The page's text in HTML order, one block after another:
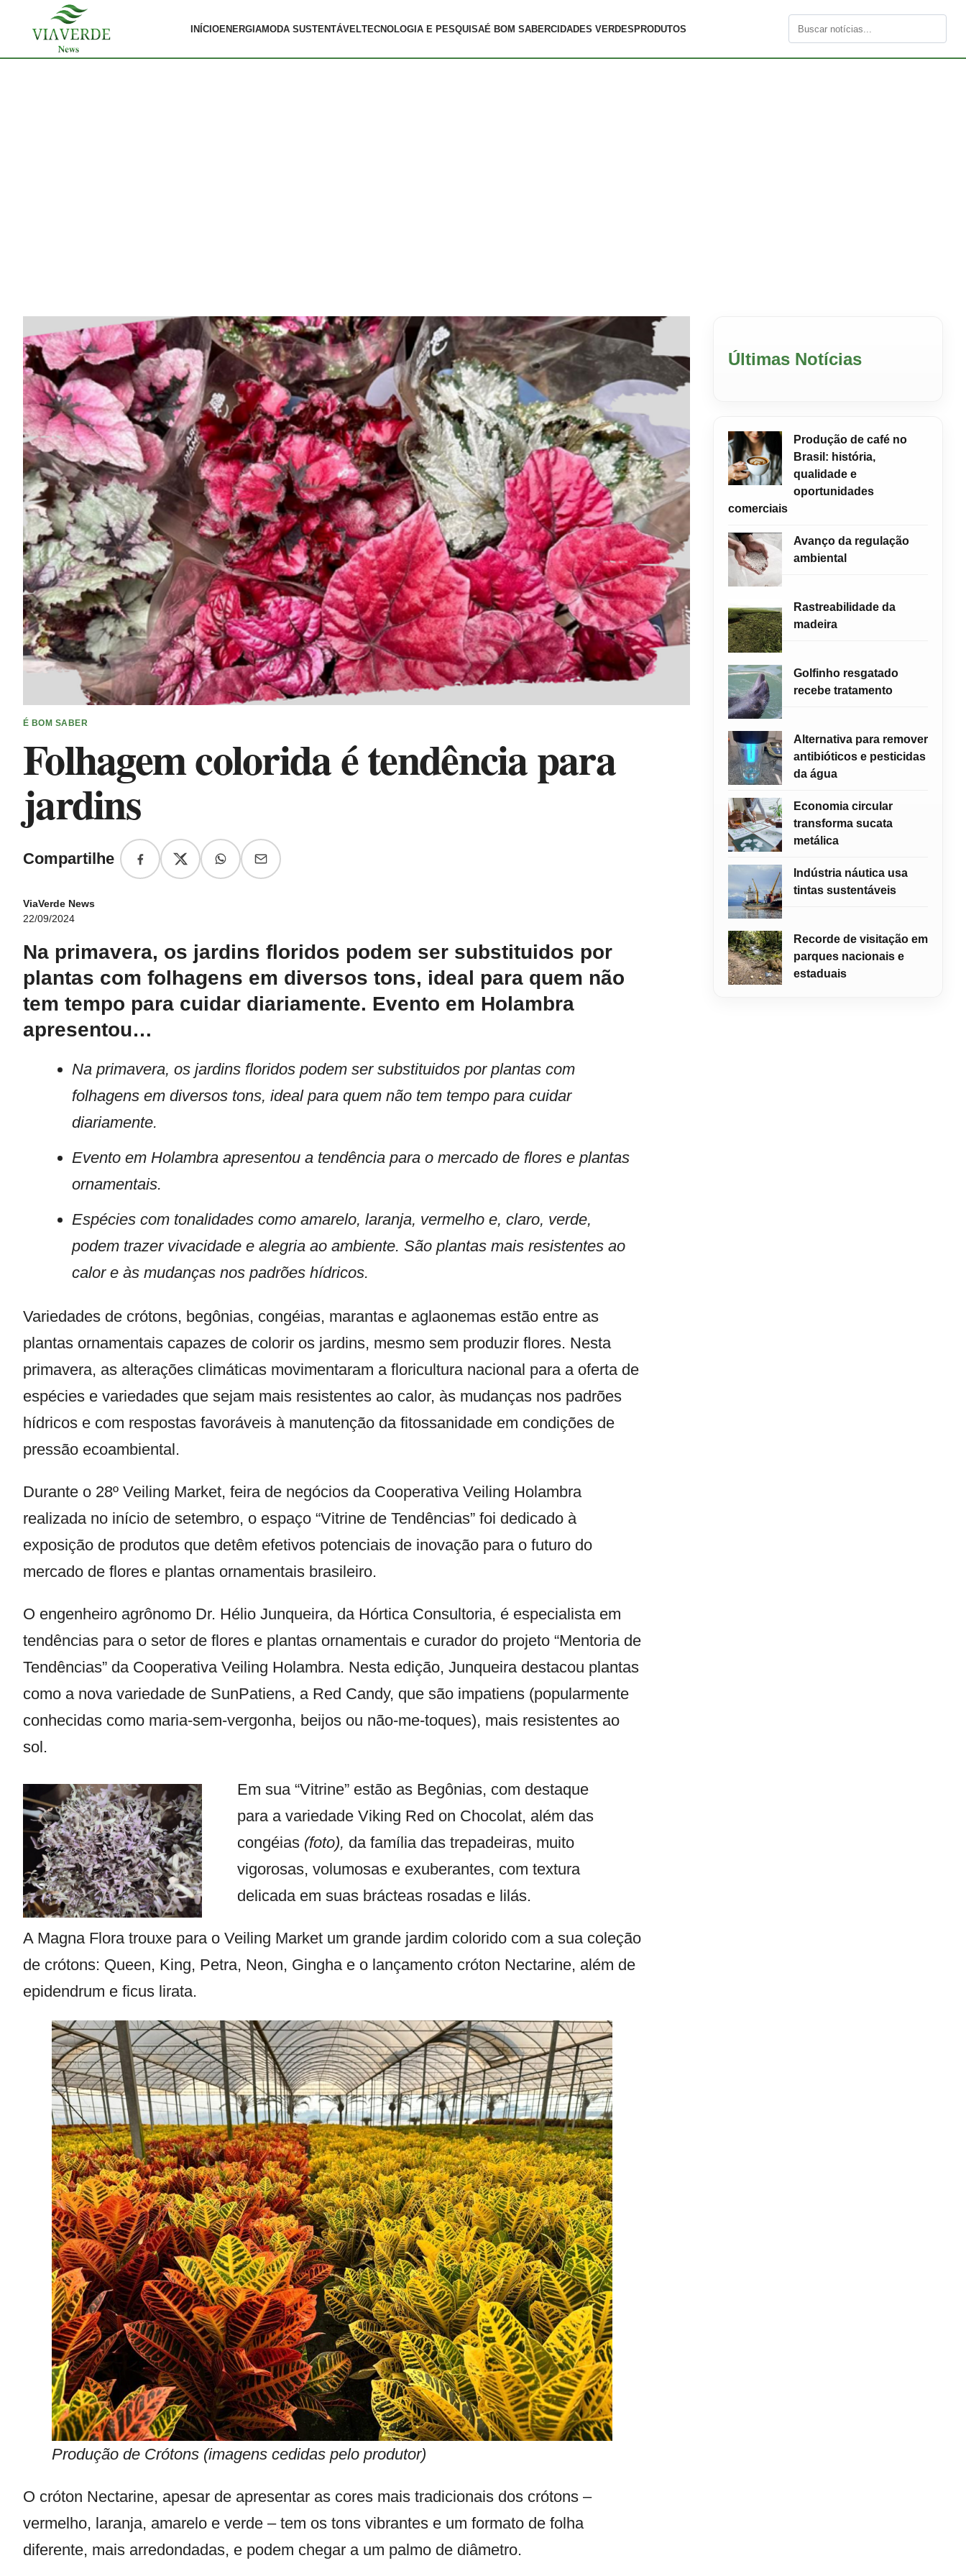
INÍCIOENERGIAMODA SUSTENTÁVELTECNOLOGIA E PESQUISAÉ BOM SABERCIDADES VERDES PRODUTOS
Buscar
É BOM SABER
Folhagem colorida é tendência para
jardins
Compartilhe
ViaVerde News
22/09/2024
Na primavera, os jardins floridos podem ser substituidos por
plantas com folhagens em diversos tons, ideal para quem não
tem tempo para cuidar diariamente. Evento em Holambra
apresentou…
Na primavera, os jardins floridos podem ser substituidos por plantas com
folhagens em diversos tons, ideal para quem não tem tempo para cuidar
diariamente.
Evento em Holambra apresentou a tendência para o mercado de flores e plantas
ornamentais.
Espécies com tonalidades como amarelo, laranja, vermelho e, claro, verde,
podem trazer vivacidade e alegria ao ambiente. São plantas mais resistentes ao
calor e às mudanças nos padrões hídricos.
Variedades de crótons, begônias, congéias, marantas e aglaonemas estão entre as
plantas ornamentais capazes de colorir os jardins, mesmo sem produzir flores. Nesta
primavera, as alterações climáticas movimentaram a floricultura nacional para a oferta de
espécies e variedades que sejam mais resistentes ao calor, às mudanças nos padrões
hídricos e com respostas favoráveis à manutenção da fitossanidade em condições de
pressão ecoambiental.
Durante o 28º Veiling Market, feira de negócios da Cooperativa Veiling Holambra
realizada no início de setembro, o espaço “Vitrine de Tendências” foi dedicado à
exposição de produtos que detêm efetivos potenciais de inovação para o futuro do
mercado de flores e plantas ornamentais brasileiro.
O engenheiro agrônomo Dr. Hélio Junqueira, da Hórtica Consultoria, é especialista em
tendências para o setor de flores e plantas ornamentais e curador do projeto “Mentoria de
Tendências” da Cooperativa Veiling Holambra. Nesta edição, Junqueira destacou plantas
como a nova variedade de SunPatiens, a Red Candy, que são impatiens (popularmente
conhecidas como maria-sem-vergonha, beijos ou não-me-toques), mais resistentes ao
sol.
Em sua “Vitrine” estão as Begônias, com destaque
para a variedade Viking Red on Chocolat, além das
congéias (foto), da família das trepadeiras, muito
vigorosas, volumosas e exuberantes, com textura
delicada em suas brácteas rosadas e lilás.
A Magna Flora trouxe para o Veiling Market um grande jardim colorido com a sua coleção
de crótons: Queen, King, Petra, Neon, Gingha e o lançamento cróton Nectarine, além de
epidendrum e ficus lirata.
Produção de Crótons (imagens cedidas pelo produtor)
O cróton Nectarine, apesar de apresentar as cores mais tradicionais dos crótons –
vermelho, laranja, amarelo e verde – tem os tons vibrantes e um formato de folha
diferente, mais arredondadas, e podem chegar a um palmo de diâmetro.
Últimas Notícias
Produção de café no
Brasil: história,
qualidade e
oportunidades
comerciais
Avanço da regulação
ambiental
Rastreabilidade da
madeira
Golfinho resgatado
recebe tratamento
Alternativa para remover
antibióticos e pesticidas
da água
Economia circular
transforma sucata
metálica
Indústria náutica usa
tintas sustentáveis
Recorde de visitação em
parques nacionais e
estaduais